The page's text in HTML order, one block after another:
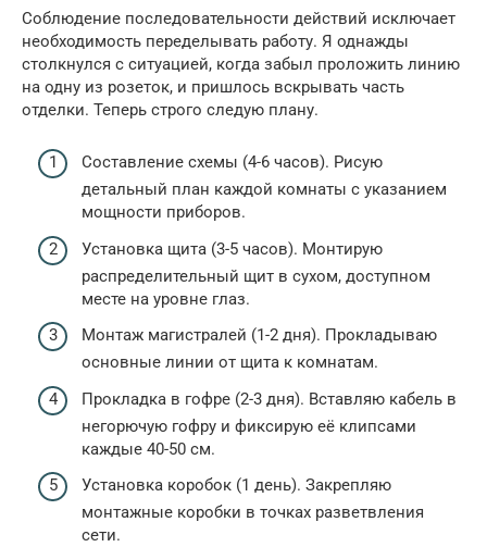
Соблюдение последовательности действий исключает
необходимость переделывать работу. Я однажды
столкнулся с ситуацией, когда забыл проложить линию
на одну из розеток, и пришлось вскрывать часть
отделки. Теперь строго следую плану.
Составление схемы (4-6 часов). Рисую
детальный план каждой комнаты с указанием
мощности приборов.
Установка щита (3-5 часов). Монтирую
распределительный щит в сухом, доступном
месте на уровне глаз.
Монтаж магистралей (1-2 дня). Прокладываю
основные линии от щита к комнатам.
Прокладка в гофре (2-3 дня). Вставляю кабель в
негорючую гофру и фиксирую её клипсами
каждые 40-50 см.
Установка коробок (1 день). Закрепляю
монтажные коробки в точках разветвления
сети.